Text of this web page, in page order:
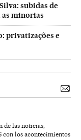
subidas de
as minorias
privatizações e
de las noticias,
con los acontecimientos